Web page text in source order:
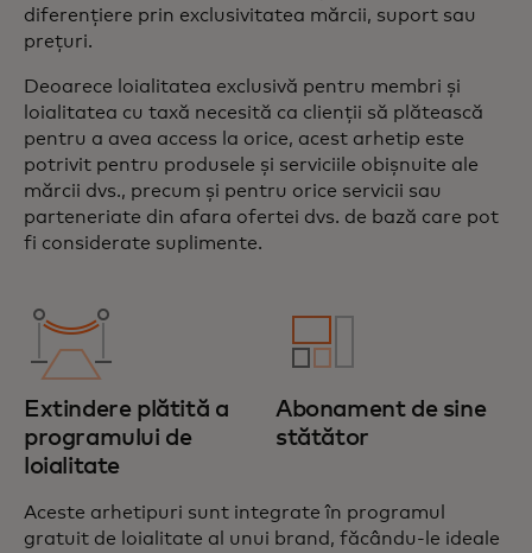
diferențiere prin exclusivitatea mărcii, suport sau
prețuri.
Deoarece loialitatea exclusivă pentru membri și
loialitatea cu taxă necesită ca clienții să plătească
pentru a avea access la orice, acest arhetip este
potrivit pentru produsele și serviciile obișnuite ale
mărcii dvs., precum și pentru orice servicii sau
parteneriate din afara ofertei dvs. de bază care pot
fi considerate suplimente.
Extindere plătită a
programului de
loialitate
Abonament de sine
stătător
Aceste arhetipuri sunt integrate în programul
gratuit de loialitate al unui brand, făcându-le ideale